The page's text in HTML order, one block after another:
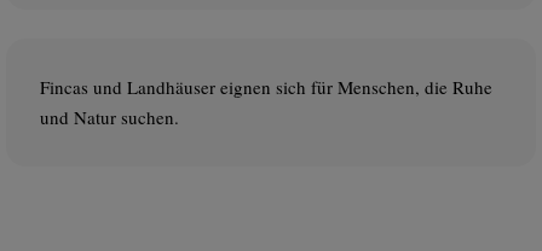
Fincas und Landhäuser eignen sich für Menschen, die Ruhe
und Natur suchen.